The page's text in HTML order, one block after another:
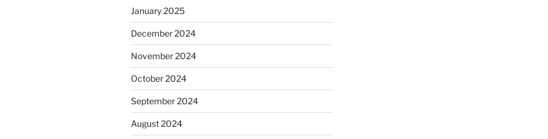
January 2025
December 2024
November 2024
October 2024
September 2024
August 2024